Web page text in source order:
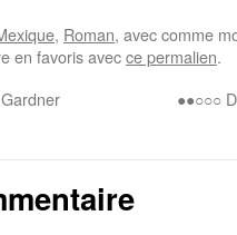
, Roman, avec comme
en favoris avecce permalien.
●●○○○